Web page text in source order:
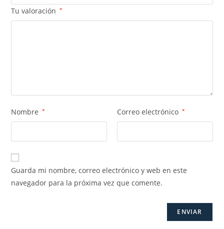
Tu valoración *
Nombre * Correo electrónico *
Guarda mi nombre, correo electrónico y web en este
navegador para la próxima vez que comente.